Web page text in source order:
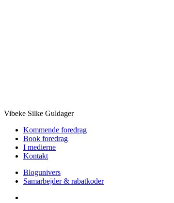
Vibeke Silke Guldager
Kommende foredrag
Book foredrag
I medierne
Kontakt
Blogunivers
Samarbejder & rabatkoder